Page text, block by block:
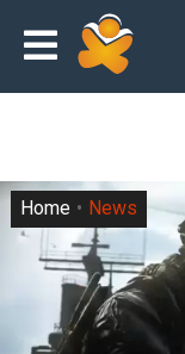
Home News